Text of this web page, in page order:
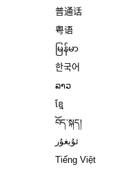
普通话
粤语
မြန်မာ
한국어
ລາວ
ខ្មែ
བོད་སྐད།
ئۇيغۇر
Tiếng Việt